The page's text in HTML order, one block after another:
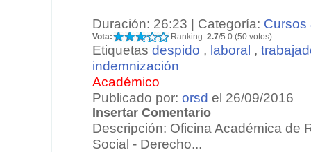
Duración: 26:23 | Categoría: Cursos
Vota: Ranking: 2.7/5.0 (50 votos)
Etiquetas despido , laboral ,
indemnización
Académico
Publicado por: orsd el 26/09/2016
Insertar Comentario
Descripción: Oficina Académica de
Social - Derecho...